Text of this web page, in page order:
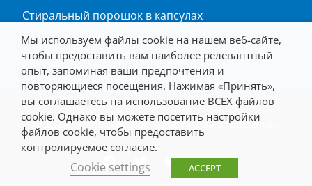
Стиральный порошок в капсулах
О
Услуги
© 2024 Sheet Whisper – Все права защищены.
Мы используем файлы cookie на нашем веб-сайте,
чтобы предоставить вам наиболее релевантный
опыт, запоминая ваши предпочтения и
повторяющиеся посещения. Нажимая «Принять»,
вы соглашаетесь на использование ВСЕХ файлов
cookie. Однако вы можете посетить настройки
файлов cookie, чтобы предоставить
контролируемое согласие.
Cookie settings ACCEPT